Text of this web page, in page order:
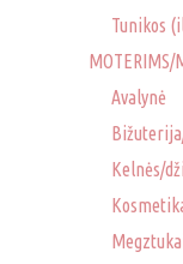
Tunikos
MOTERIMS/
Avalynė
Kelnės/